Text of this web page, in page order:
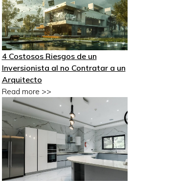
4 Costosos Riesgos de un
Inversionista al no Contratar a un
Arquitecto
Read more >>